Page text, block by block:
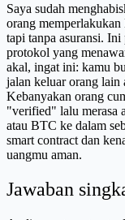
Saya sudah
orang
tapi tanpa asuransi.
protokol yang
akal, ingat ini: kamu
jalan keluar orang lain
Kebanyakan orang
"verified" lalu merasa
atau BTC ke dalam
smart contract dan
uangmu aman.
Jawaban